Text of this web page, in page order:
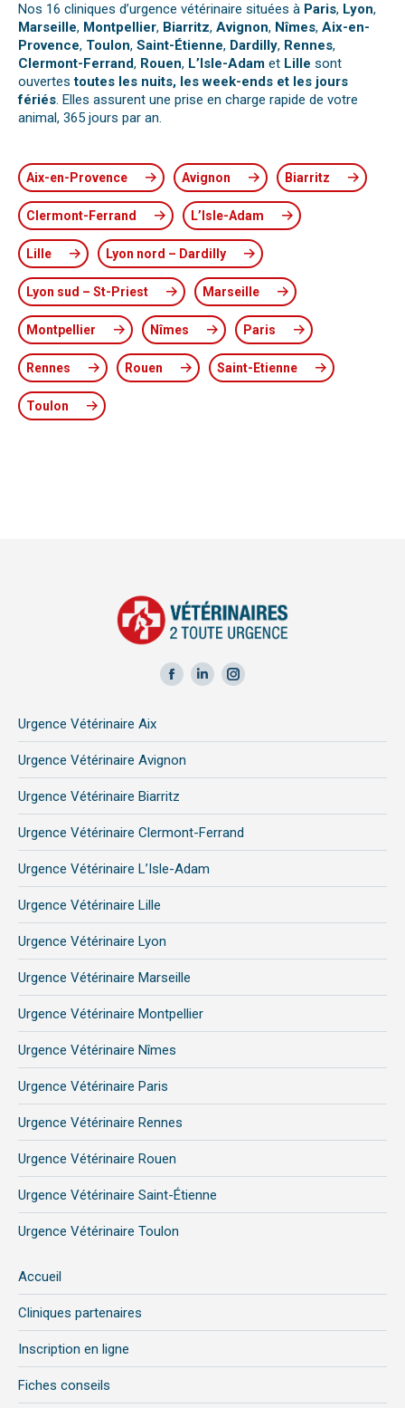
Nos 16 cliniques d’urgence vétérinaire situées à Paris, Lyon,
Marseille, Montpellier, Biarritz, Avignon, Nîmes, Aix-en-
Provence, Toulon, Saint-Étienne, Dardilly, Rennes,
Clermont-Ferrand, Rouen, L’Isle-Adam et Lille sont
ouvertestoutes les nuits, les week-ends et les jours
fériés. Elles assurent une prise en charge rapide de votre
animal, 365 jours par an.
Aix-en-Provence Avignon Biarritz
Clermont-Ferrand L’Isle-Adam
Lille Lyon nord – Dardilly
Lyon sud – St-Priest Marseille
Montpellier Nîmes Paris
Rennes Rouen Saint-Etienne
Toulon
Facebook
in
new
window
LinkedIn
new
Instagram
new
Urgence Vétérinaire Aix
Urgence Vétérinaire Avignon
Urgence Vétérinaire Biarritz
Urgence Vétérinaire Clermont-Ferrand
Urgence Vétérinaire L’Isle-Adam
Urgence Vétérinaire Lille
Urgence Vétérinaire Lyon
Urgence Vétérinaire Marseille
Urgence Vétérinaire Montpellier
Urgence Vétérinaire Nîmes
Urgence Vétérinaire Paris
Urgence Vétérinaire Rennes
Urgence Vétérinaire Rouen
Urgence Vétérinaire Saint-Étienne
Urgence Vétérinaire Toulon
Accueil
Cliniques partenaires
Inscription en ligne
Fiches conseils